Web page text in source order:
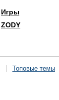
Игры
ZODY
Топовые темы